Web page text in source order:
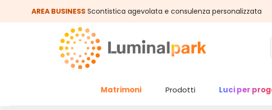
al contenuto principale
Salta alla ricerca
AREA BUSINESS Scontistica agevolata e consulenza personalizzata
Matrimoni Prodotti Luci per